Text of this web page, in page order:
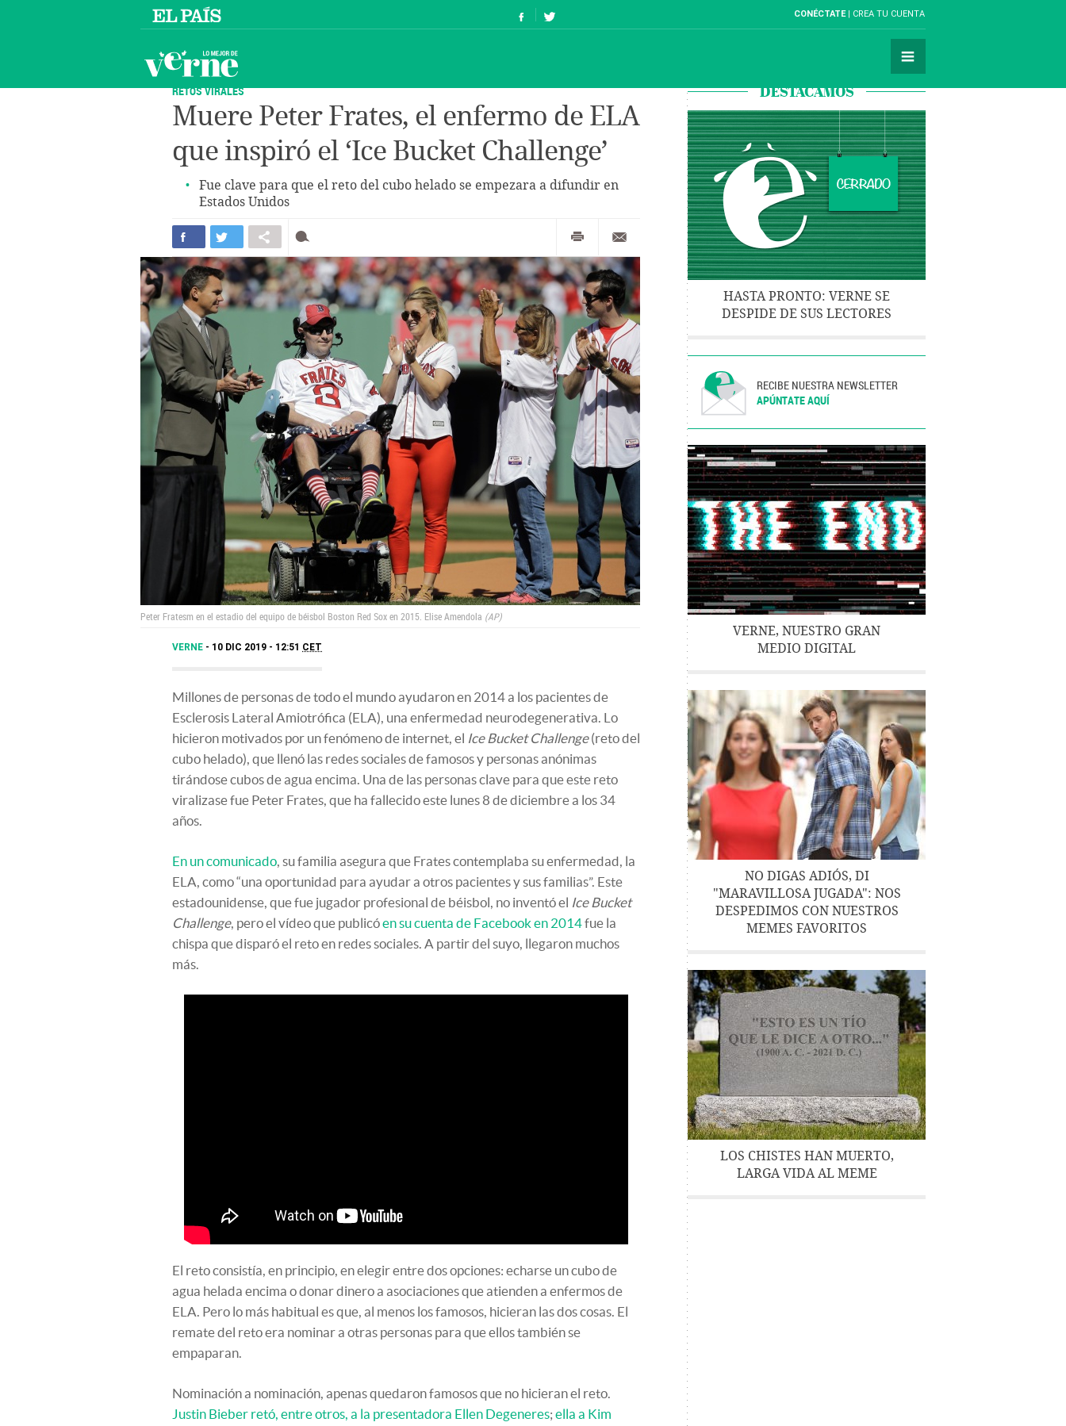
CONÉCTATE CREA TU CUENTA
RETOS VIRALES
Muere Peter Frates, el enfermo de ELA
que inspiró el ‘Ice Bucket Challenge’
Fue clave para que el reto del cubo helado se empezara a difundir en
Estados Unidos
Peter Fratesm en el estadio del equipo de béisbol Boston Red Sox en 2015. Elise Amendola AP
VERNE 10 DIC 2019 - 12:51 CET
Millones de personas de todo el mundo ayudaron en 2014 a los pacientes de
Esclerosis Lateral Amiotrófica (ELA), una enfermedad neurodegenerativa. Lo
hicieron motivados por un fenómeno de internet, el Ice Bucket Challenge(reto del
cubo helado), que llenó las redes sociales de famosos y personas anónimas
tirándose cubos de agua encima. Una de las personas clave para que este reto
viralizase fue Peter Frates, que ha fallecido este lunes 8 de diciembre a los 34
años.
En un comunicado, su familia asegura que Frates contemplaba su enfermedad, la
ELA, como “una oportunidad para ayudar a otros pacientes y sus familias”. Este
estadounidense, que fue jugador profesional de béisbol, no inventó el Ice Bucket
Challenge, pero el vídeo que publicóen su cuenta de Facebook en 2014fue la
chispa que disparó el reto en redes sociales. A partir del suyo, llegaron muchos
más.
El reto consistía, en principio, en elegir entre dos opciones: echarse un cubo de
agua helada encima o donar dinero a asociaciones que atienden a enfermos de
ELA. Pero lo más habitual es que, al menos los famosos, hicieran las dos cosas. El
remate del reto era nominar a otras personas para que ellos también se
empaparan.
Nominación a nominación, apenas quedaron famosos que no hicieran el reto.
Justin Bieber retó, entre otros, a la presentadora Ellen Degeneres; ella a Kim
DESTACAMOS
HASTA PRONTO: VERNE SE
DESPIDE DE SUS LECTORES
RECIBE NUESTRA NEWSLETTER
APÚNTATE AQUÍ
VERNE, NUESTRO GRAN
MEDIO DIGITAL
NO DIGAS ADIÓS, DI
"MARAVILLOSA JUGADA": NOS
DESPEDIMOS CON NUESTROS
MEMES FAVORITOS
LOS CHISTES HAN MUERTO,
LARGA VIDA AL MEME